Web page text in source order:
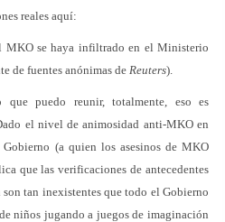
reales aquí:
MKO se haya infiltrado en el Ministerio
de fuentes anónimas de Reuters).
puedo reunir, totalmente, eso es
el nivel de animosidad anti-MKO en
(a quien los asesinos de MKO
que las verificaciones de antecedentes
tan inexistentes que todo el Gobierno
niños jugando a juegos de imaginación